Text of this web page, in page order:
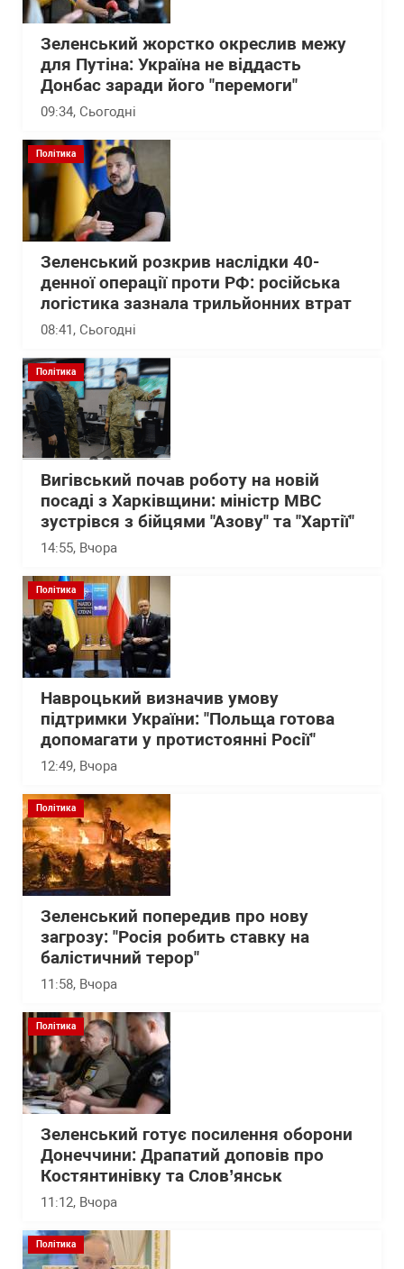
Зеленський жорстко окреслив межу
для Путіна: Україна не віддасть
Донбас заради його "перемоги"
09:34, Сьогодні
Політика
Зеленський розкрив наслідки 40-
денної операції проти РФ: російська
логістика зазнала трильйонних втрат
08:41, Сьогодні
Політика
Вигівський почав роботу на новій
посаді з Харківщини: міністр МВС
зустрівся з бійцями "Азову" та "Хартії"
14:55, Вчора
Політика
Навроцький визначив умову
підтримки України: "Польща готова
допомагати у протистоянні Росії"
12:49, Вчора
Політика
Зеленський попередив про нову
загрозу: "Росія робить ставку на
балістичний терор"
11:58, Вчора
Політика
Зеленський готує посилення оборони
Донеччини: Драпатий доповів про
Костянтинівку та Слов’янськ
11:12, Вчора
Політика